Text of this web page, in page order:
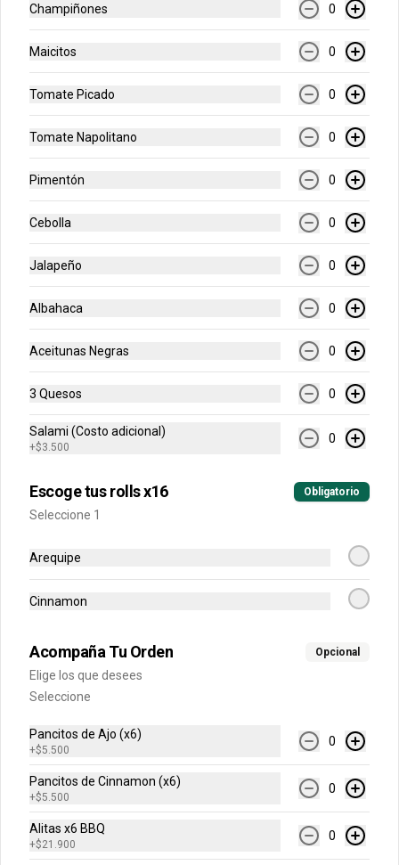
Galleta Chips de Chocolate
Deliciosa galleta recién horneada con
horneada con chips de chocolate.
$12.900
Bebidas
Agua Cristal 500 ml
Regular o Light
Champiñones 0
Maicitos 0
Tomate Picado 0
Tomate Napolitano 0
Pimentón 0
Cebolla 0
Jalapeño 0
Albahaca 0
Aceitunas Negras 0
3 Quesos 0
Salami (Costo adicional)
+$3.500
0
Escoge tus rolls x16 Obligatorio
Seleccione 1
Arequipe
Cinnamon
Acompaña Tu Orden Opcional
Elige los que desees
Seleccione
Pancitos de Ajo (x6)
+$5.500
0
Pancitos de Cinnamon (x6)
+$5.500
0
Alitas x6 BBQ
+$21.900
0